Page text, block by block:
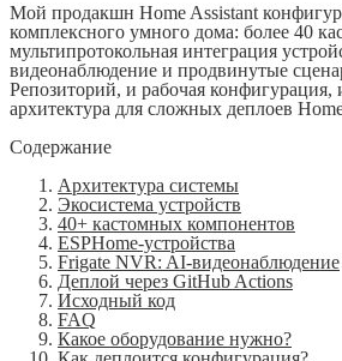
Мой продакшн Home Assistant
комплексного умного дома: более 40
мультипротокольная интеграция
видеонаблюдение и продвинутые
Репозиторий, и рабочая конфигурация,
архитектура для сложных деплоев
Содержание
Архитектура системы
Экосистема устройств
40+ кастомных компонентов
ESPHome-устройства
Frigate NVR: AI-видеонаблюдение
Деплой через GitHub Actions
Исходный код
FAQ
Какое оборудование нужно?